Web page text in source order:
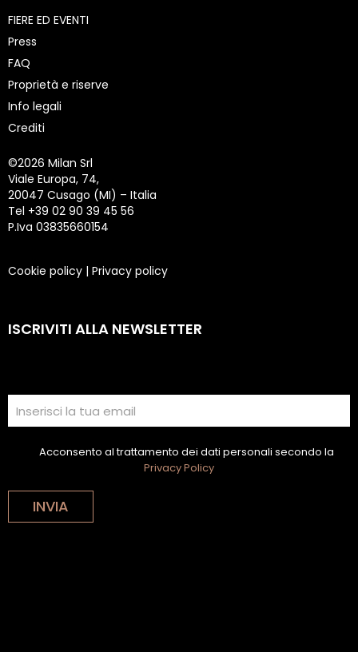
FIERE ED EVENTI
Press
FAQ
Proprietà e riserve
Info legali
Crediti
©2026 Milan Srl
Viale Europa, 74,
20047 Cusago (MI) – Italia
Tel +39 02 90 39 45 56
P.Iva 03835660154
Cookie policy | Privacy policy
ISCRIVITI ALLA NEWSLETTER
Acconsento al trattamento dei dati personali secondo la
Privacy Policy
INVIA